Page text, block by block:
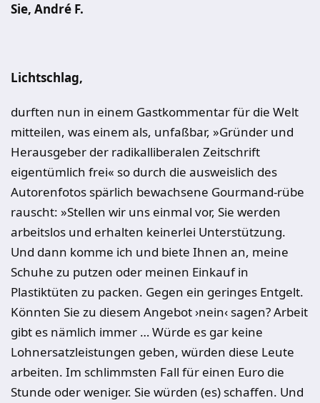
Sie, André F.
Lichtschlag,
durften nun in einem Gastkommentar für die Welt
mitteilen, was einem als, unfaßbar, »Gründer und
Herausgeber der radikalliberalen Zeitschrift
eigentümlich frei« so durch die ausweislich des
Autorenfotos spärlich bewachsene Gourmand-rübe
rauscht: »Stellen wir uns einmal vor, Sie werden
arbeitslos und erhalten keinerlei Unterstützung.
Und dann komme ich und biete Ihnen an, meine
Schuhe zu putzen oder meinen Einkauf in
Plastiktüten zu packen. Gegen ein geringes Entgelt.
Könnten Sie zu diesem Angebot ›nein‹ sagen? Arbeit
gibt es nämlich immer … Würde es gar keine
Lohnersatzleistungen geben, würden diese Leute
arbeiten. Im schlimmsten Fall für einen Euro die
Stunde oder weniger. Sie würden (es) schaffen. Und